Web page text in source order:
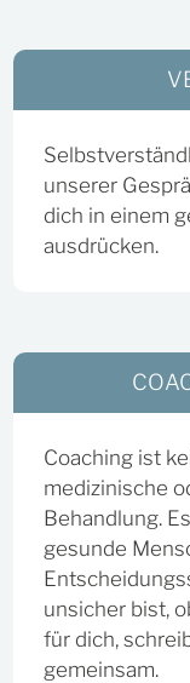
unserer
dich in einem
ausdrücken.
Coaching ist
medizinische
Behandlung.
gesunde
unsicher bist,
für dich,
gemeinsam.